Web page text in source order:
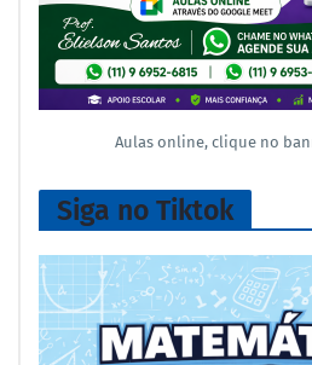
Aulas online, clique no
Siga no Tiktok